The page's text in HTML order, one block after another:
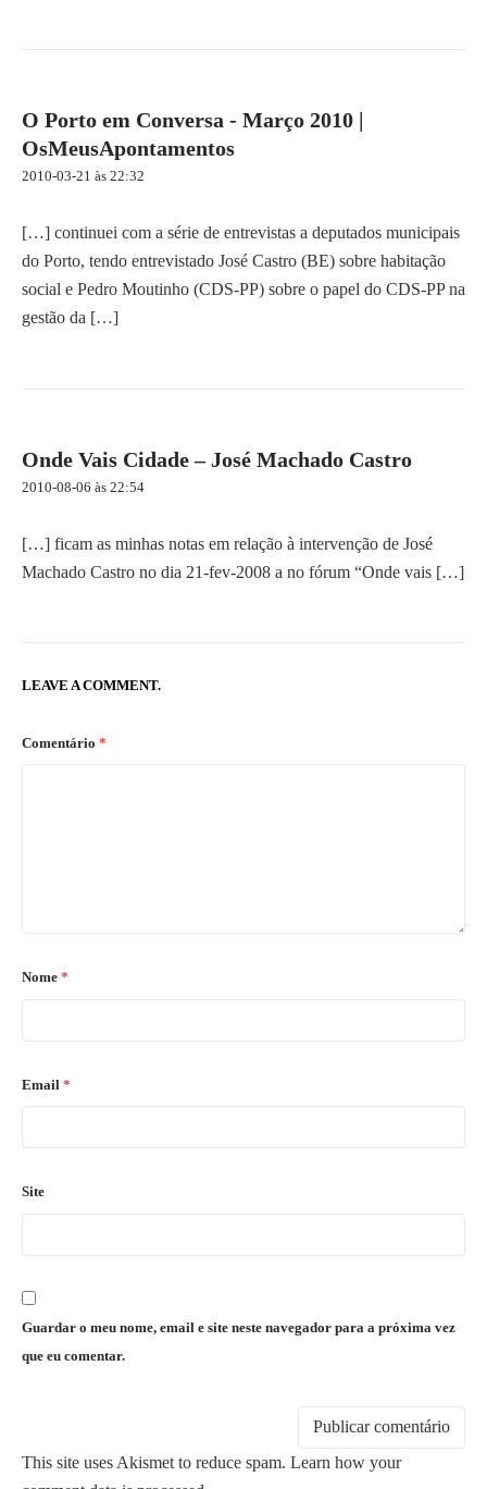
O Porto em Conversa - Março 2010 |
OsMeusApontamentos
2010-03-21 às 22:32
[…] continuei com a série de entrevistas a deputados municipais
do Porto, tendo entrevistado José Castro (BE) sobre habitação
social e Pedro Moutinho (CDS-PP) sobre o papel do CDS-PP na
gestão da […]
Onde Vais Cidade – José Machado Castro
2010-08-06 às 22:54
[…] ficam as minhas notas em relação à intervenção de José
Machado Castro no dia 21-fev-2008 a no fórum “Onde vais […]
LEAVE A COMMENT.
Comentário *
Nome *
Email *
Site
Guardar o meu nome, email e site neste navegador para a próxima vez
que eu comentar.
This site uses Akismet to reduce spam. Learn how your